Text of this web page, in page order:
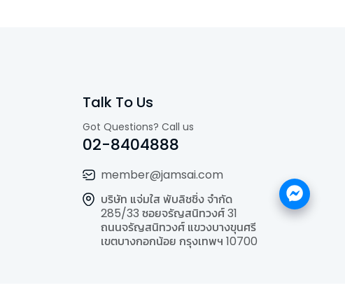
Talk To Us
Got Questions? Call us
02-8404888
member@jamsai.com
บริษัท แจ่มใส พับลิชชิ่ง จำกัด
285/33 ซอยจรัญสนิทวงศ์ 31
ถนนจรัญสนิทวงศ์ แขวงบางขุนศรี
เขตบางกอกน้อย กรุงเทพฯ 10700